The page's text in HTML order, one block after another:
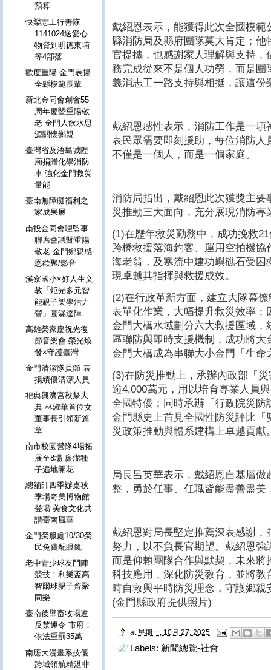
戴紹恩表示，能獲得此次全國模
縣消防局及縣府團隊莫大肯定；
官提攜，也感謝家人理解與支持
務完成從來不是個人功勞，而是
義消志工一路支持與相挺，讓這
戴紹恩感性表示，消防工作是一
表民眾需要即刻援助，每位消防
不僅是一個人，而是一個家庭。
消防局指出，戴紹恩此次獲獎主
災推動三大面向，充分展現消防專
(1)在歷年救災勤務中，成功挽救
跨橋救援落海釣客、運用空拍機
海老翁，及寒流中建功嶼礁石受
現卓越其指揮與救援成效。
(2)在行政革新方面，建立大隊幕
表單化作業，大幅提升救災效率
金門大橋水域劃分六大救援區域
區聯防與即時支援機制，成功將
金門大橋成為串聯大小金門「生命
(3)在防災推動上，承辦內政部「
逾4,000萬元，用以培育專業人員
全國特優；同時承辦「行政院災
金門縣史上首見全國性防災評比
災政策推動與體系建構上卓越貢獻
局長呂英華表示，戴紹恩自基層
整，勇於任事、任職皆能盡善盡美
戴紹恩對局長堅定推薦深表感謝
努力，以不負長官期望。戴紹恩
而是仰賴團隊合作與默契，未來
科技應用，深化防災教育，並將
時自救與平時防災理念，守護鄉
(金門縣政府提供照片)
at 星期一, 10月 27, 2025
Labels: 新聞總覽-社會
預算
快樂志工行善隊
1141024送愛心
物資到明德東埔
等4部落
歡度重陽 金門表揚
全縣模範長輩
新北金同會創會55
周年慶暨重陽敬
老 金門人飲水思
源關懷鄉親
臺灣省及浯島城隍
廟捐贈化學消防
車 強化金門救災
量能
臺南無障礙福利之
家成果展
南投金同會理監事
聯席會議暨重陽
敬老 金門鄉親感
恩歡聚/影音
溪寮國小×好人生文
教「炬光多元智
能親子樂學活力
營」圓滿達陣
高雄榮家慶祝光復
節音樂會 榮光煥
發×守護臺灣
金門清潔隊員節 表
揚績優清潔人員
祀典興濟宮秋祭大
典 林淑華首位女
董事長引領新篇
章
南市校園營隊4場拓
展至8場 廉潔種
子遍地開花
總舖師四季辦桌秋
季場奇美博物館
登場 美食文化共
譜臺南風華
金門榮服處10/30榮
民免費配眼鏡
老中青少球友鬥陣
競技！利樂盃高
智爾球親子齊聚
同樂
臺南後壁畜牧場違
反禁運令 市府：
依法重罰35萬
南應大漫畫系技優
跨域領航精湛非